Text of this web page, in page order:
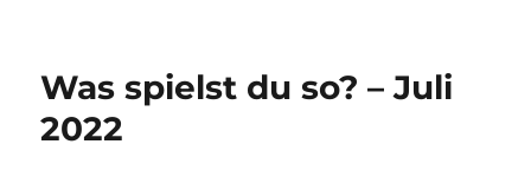
Was spielst du so? – Juli
2022